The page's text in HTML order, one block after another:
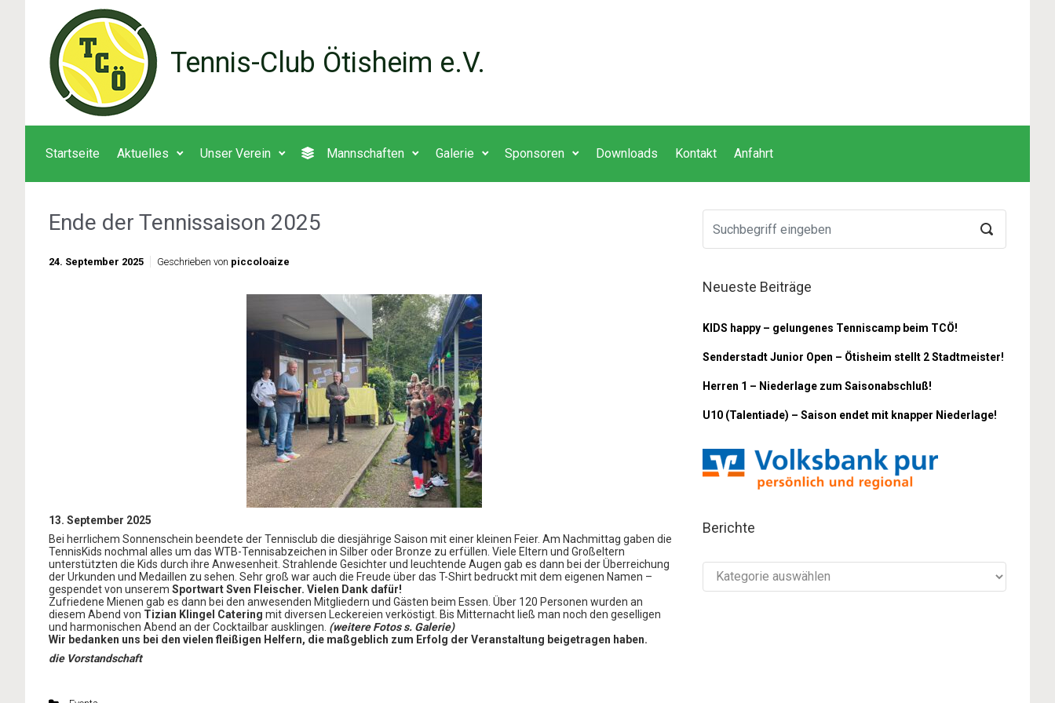
Zum Hauptinhalt springen
Tennis-Club Ötisheim e.V.
Startseite Aktuelles Unser Verein Mannschaften Galerie Sponsoren Downloads Kontakt Anfahrt
Ende der Tennissaison 2025
24. September 2025 Geschrieben von piccoloaize
13. September 2025
Bei herrlichem Sonnenschein beendete der Tennisclub die diesjährige Saison mit einer kleinen Feier. Am Nachmittag gaben die
TennisKids nochmal alles um das WTB-Tennisabzeichen in Silber oder Bronze zu erfüllen. Viele Eltern und Großeltern
unterstützten die Kids durch ihre Anwesenheit. Strahlende Gesichter und leuchtende Augen gab es dann bei der Überreichung
der Urkunden und Medaillen zu sehen. Sehr groß war auch die Freude über das T-Shirt bedruckt mit dem eigenen Namen –
gespendet von unserem Sportwart Sven Fleischer. Vielen Dank dafür!
Zufriedene Mienen gab es dann bei den anwesenden Mitgliedern und Gästen beim Essen. Über 120 Personen wurden an
diesem Abend von Tizian Klingel Catering mit diversen Leckereien verköstigt. Bis Mitternacht ließ man noch den geselligen
und harmonischen Abend an der Cocktailbar ausklingen. (weitere Fotos s. Galerie)
Wir bedanken uns bei den vielen fleißigen Helfern, die maßgeblich zum Erfolg der Veranstaltung beigetragen haben.
die Vorstandschaft
Neueste Beiträge
KIDS happy – gelungenes Tenniscamp beim TCÖ!
Senderstadt Junior Open – Ötisheim stellt 2 Stadtmeister!
Herren 1 – Niederlage zum Saisonabschluß!
U10 (Talentiade) – Saison endet mit knapper Niederlage!
Berichte
Berichte